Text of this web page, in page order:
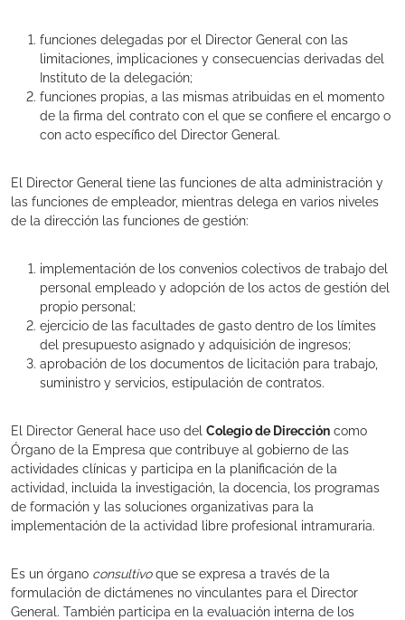
funciones delegadas por el Director General con las
limitaciones, implicaciones y consecuencias derivadas del
Instituto de la delegación;
funciones propias, a las mismas atribuidas en el momento
de la firma del contrato con el que se confiere el encargo o
con acto específico del Director General.
El Director General tiene las funciones de alta administración y
las funciones de empleador, mientras delega en varios niveles
de la dirección las funciones de gestión:
implementación de los convenios colectivos de trabajo del
personal empleado y adopción de los actos de gestión del
propio personal;
ejercicio de las facultades de gasto dentro de los límites
del presupuesto asignado y adquisición de ingresos;
aprobación de los documentos de licitación para trabajo,
suministro y servicios, estipulación de contratos.
El Director General hace uso del Colegio de Dirección como
Órgano de la Empresa que contribuye al gobierno de las
actividades clínicas y participa en la planificación de la
actividad, incluida la investigación, la docencia, los programas
de formación y las soluciones organizativas para la
implementación de la actividad libre profesional intramuraria.
Es un órgano consultivoque se expresa a través de la
formulación de dictámenes no vinculantes para el Director
General. También participa en la evaluación interna de los